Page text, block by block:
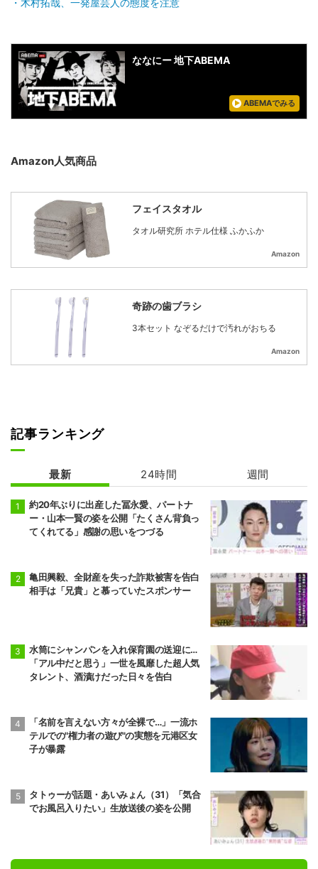
ななにー 地下ABEMA
ABEMAでみる
Amazon人気商品
フェイスタオル
タオル研究所 ホテル仕様 ふかふか
Amazon
奇跡の歯ブラシ
3本セット なぞるだけで汚れがおちる
Amazon
記事ランキング
最新 24時間 週間
約20年ぶりに出産した冨永愛、パートナ
ー・山本一賢の姿を公開「たくさん背負っ
てくれてる」感謝の思いをつづる
亀田興毅、全財産を失った詐欺被害を告白
相手は「兄貴」と慕っていたスポンサー
水筒にシャンパンを入れ保育園の送迎に…
「アル中だと思う」一世を風靡した超人気
タレント、酒漬けだった日々を告白
「名前を言えない方々が全裸で…」一流ホ
テルでの"権力者の遊び"の実態を元港区女
子が暴露
タトゥーが話題・あいみょん（31）「気合
でお風呂入りたい」生放送後の姿を公開